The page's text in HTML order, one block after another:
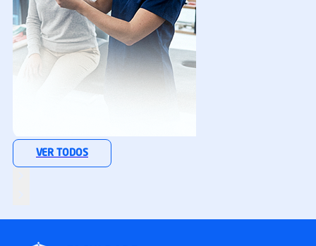
Especialização
Pós digital
Fisioterapia Intensiva
VER TODOS